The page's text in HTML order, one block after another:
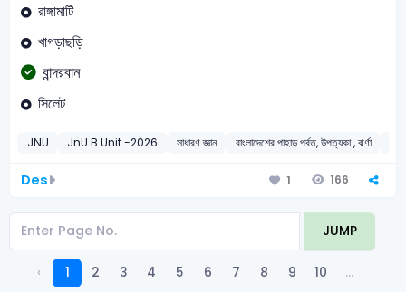
রাঙ্গামাটি
খাগড়াছড়ি
বান্দরবান
সিলেট
JNU JnU B Unit -2026 সাধারণ জ্ঞান বাংলাদেশের পাহাড় পর্বত, উপত্যকা , ঝর্ণা
Des 1 166
JUMP
‹ 1 2 3 4 5 6 7 8 9 10
...